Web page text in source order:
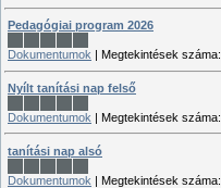
Pedagógiai program 2026
Dokumentumok Megtekintések száma:
Nyílt tanítási nap felső
Dokumentumok | Megtekintések száma:
tanítási nap alsó
Dokumentumok | Megtekintések száma: